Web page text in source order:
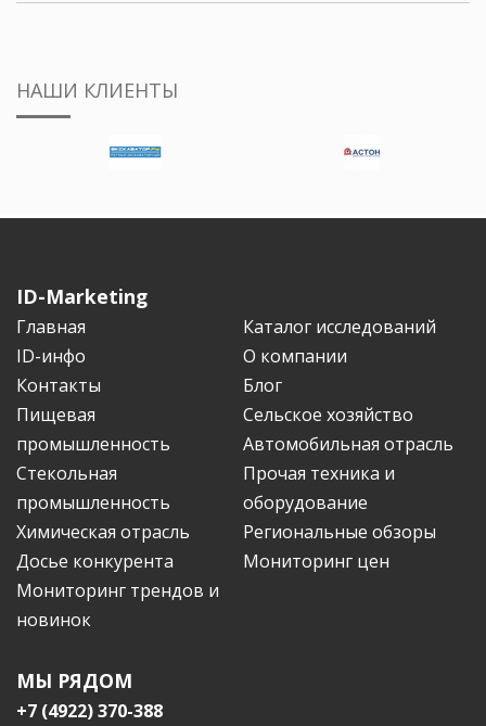
НАШИ КЛИЕНТЫ
ID-Marketing
Главная
Каталог исследований
ID-инфо
О компании
Контакты
Блог
Пищевая
промышленность
Сельское хозяйство
Автомобильная отрасль
Стекольная
промышленность
Прочая техника и
оборудование
Химическая отрасль
Региональные обзоры
Досье конкурента
Мониторинг цен
Мониторинг трендов и
новинок
МЫ РЯДОМ
+7 (4922) 370-388